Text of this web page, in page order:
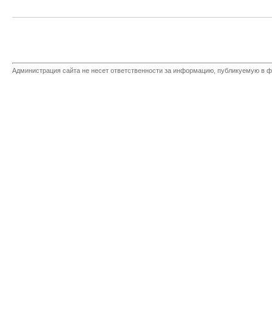
Администрация сайта не несет ответственности за информацию, публикуемую